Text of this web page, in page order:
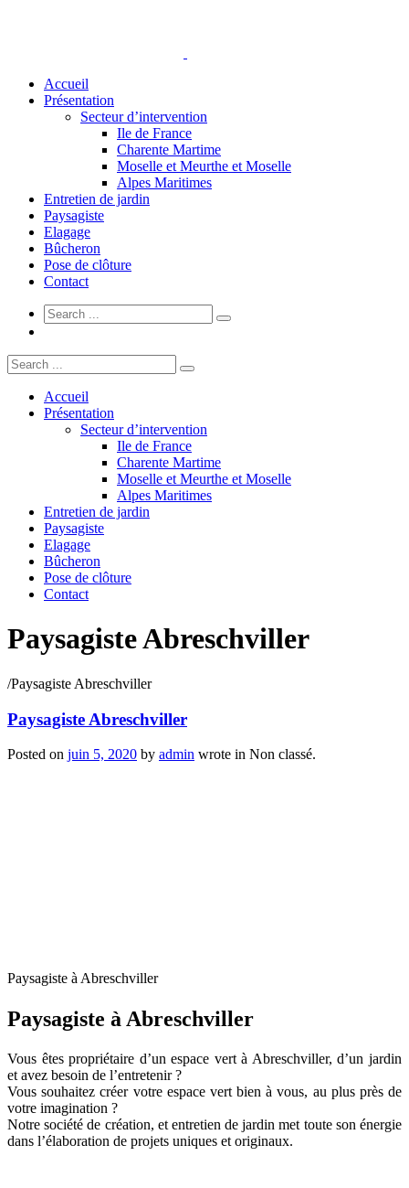
Accueil
Présentation
Secteur d’intervention
Ile de France
Charente Martime
Moselle et Meurthe et Moselle
Alpes Maritimes
Entretien de jardin
Paysagiste
Elagage
Bûcheron
Pose de clôture
Contact
Accueil
Présentation
Secteur d’intervention
Ile de France
Charente Martime
Moselle et Meurthe et Moselle
Alpes Maritimes
Entretien de jardin
Paysagiste
Elagage
Bûcheron
Pose de clôture
Contact
Paysagiste Abreschviller
/Paysagiste Abreschviller
Paysagiste Abreschviller
Posted on juin 5, 2020 by admin wrote in Non classé.
Paysagiste à Abreschviller
Paysagiste à Abreschviller
Vous êtes propriétaire d’un espace vert à Abreschviller, d’un jardin
et avez besoin de l’entretenir ?
Vous souhaitez créer votre espace vert bien à vous, au plus près de
votre imagination ?
Notre société de création, et entretien de jardin met toute son énergie
dans l’élaboration de projets uniques et originaux.